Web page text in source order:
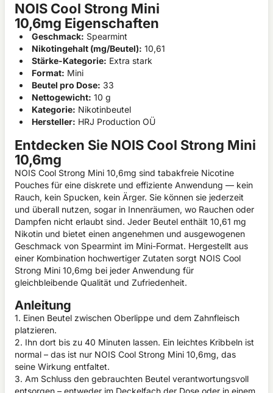
NOIS Cool Strong Mini
10,6mg Eigenschaften
Geschmack: Spearmint
Nikotingehalt (mg/Beutel): 10,61
Stärke-Kategorie: Extra stark
Format: Mini
Beutel pro Dose: 33
Nettogewicht: 10 g
Kategorie: Nikotinbeutel
Hersteller: HRJ Production OÜ
Entdecken Sie NOIS Cool Strong Mini
10,6mg
NOIS Cool Strong Mini 10,6mg sind tabakfreie Nicotine
Pouches für eine diskrete und effiziente Anwendung — kein
Rauch, kein Spucken, kein Ärger. Sie können sie jederzeit
und überall nutzen, sogar in Innenräumen, wo Rauchen oder
Dampfen nicht erlaubt sind. Jeder Beutel enthält 10,61 mg
Nikotin und bietet einen angenehmen und ausgewogenen
Geschmack von Spearmint im Mini-Format. Hergestellt aus
einer Kombination hochwertiger Zutaten sorgt NOIS Cool
Strong Mini 10,6mg bei jeder Anwendung für
gleichbleibende Qualität und Zufriedenheit.
Anleitung
1. Einen Beutel zwischen Oberlippe und dem Zahnfleisch
platzieren.
2. Ihn dort bis zu 40 Minuten lassen. Ein leichtes Kribbeln ist
normal – das ist nur NOIS Cool Strong Mini 10,6mg, das
seine Wirkung entfaltet.
3. Am Schluss den gebrauchten Beutel verantwortungsvoll
entsorgen – entweder im Deckelfach der Dose oder in einem